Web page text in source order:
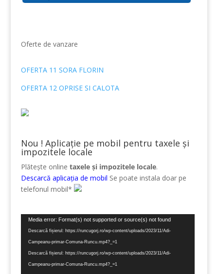
Oferte de vanzare
OFERTA 11 SORA FLORIN
OFERTA 12 OPRISE SI CALOTA
Nou ! Aplicație pe mobil pentru taxele și
impozitele locale
Plătește online taxele și impozitele locale.
Descarcă aplicația de mobil Se poate instala doar pe
telefonul mobil*
Player
video
Media error: Format(s) not supported or source(s) not found
Descarcă fișierul: https://runcugorj.ro/wp-content/uploads/2023/11/Adi-
Campeanu-primar-Comuna-Runcu.mp4?_=1
Descarcă fișierul: https://runcugorj.ro/wp-content/uploads/2023/11/Adi-
Campeanu-primar-Comuna-Runcu.mp4?_=1